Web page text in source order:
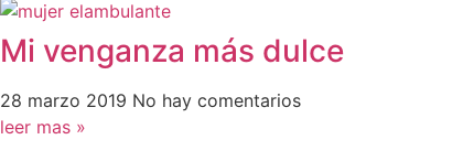
Mi venganza más dulce
28 marzo 2019 No hay comentarios
leer mas »